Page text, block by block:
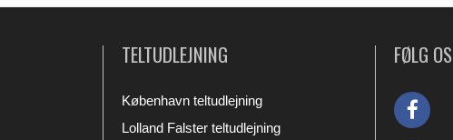
TELTUDLEJNING
København teltudlejning
Lolland Falster teltudlejning
FØLG OS